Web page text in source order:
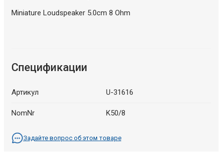
Miniature Loudspeaker 5.0cm 8 Ohm
Спецификации
Артикул U-31616
NomNr K50/8
Задайте вопрос об этом товаре